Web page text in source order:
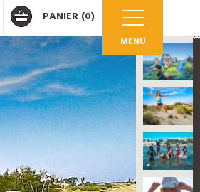
MENU
PANIER (0)